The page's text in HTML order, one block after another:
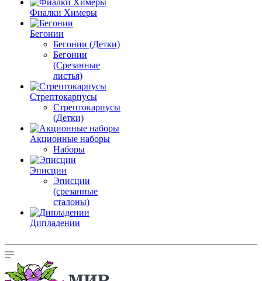
Фиалки Химеры
Бегонии
Бегонии (Детки)
Бегонии
(Срезанные
листья)
Стрептокарпусы
Стрептокарпусы
(Детки)
Акционные наборы
Наборы
Эписции
Эписции
(срезанные
сталоны)
Дипладении